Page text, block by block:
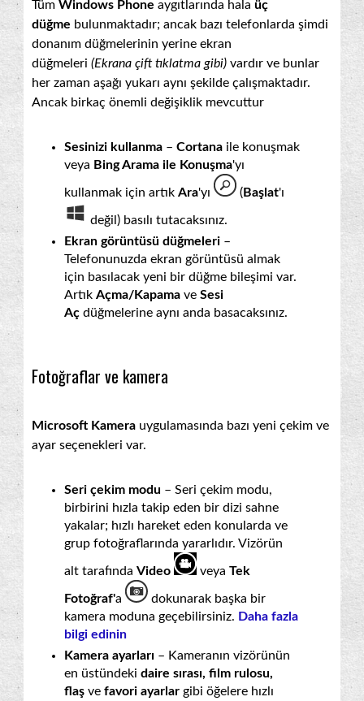
Tüm Windows Phone aygıtlarında hala üç
düğme bulunmaktadır; ancak bazı telefonlarda şimdi
donanım düğmelerinin yerine ekran
düğmeleri (Ekrana çift tıklatma gibi) vardır ve bunlar
her zaman aşağı yukarı aynı şekilde çalışmaktadır.
Ancak birkaç önemli değişiklik mevcuttur
Sesinizi kullanma – Cortana ile konuşmak
veya Bing Arama ile Konuşma'yı
kullanmak için artık Ara'yı (Başlat'ı
değil) basılı tutacaksınız.
Ekran görüntüsü düğmeleri –
Telefonunuzda ekran görüntüsü almak
için basılacak yeni bir düğme bileşimi var.
Artık Açma/Kapama ve Sesi
Aç düğmelerine aynı anda basacaksınız.
Fotoğraflar ve kamera
Microsoft Kamera uygulamasında bazı yeni çekim ve
ayar seçenekleri var.
Seri çekim modu – Seri çekim modu,
birbirini hızla takip eden bir dizi sahne
yakalar; hızlı hareket eden konularda ve
grup fotoğraflarında yararlıdır. Vizörün
alt tarafında Video veya Tek
Fotoğraf'a
dokunarak başka bir
kamera moduna geçebilirsiniz. Daha fazla
bilgi edinin
Kamera ayarları – Kameranın vizörünün
en üstündeki daire sırası, film rulosu,
flaş ve favori ayarlar gibi öğelere hızlı